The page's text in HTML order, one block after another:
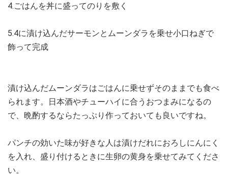
4.ごはんを丼に盛ってのりを敷く
5.4に漬け込んだサーモンとムーンダラを乗せ小口ねぎで
飾って完成
漬け込んだムーンダラはごはんに乗せずそのままでも食べ
られます。日本酒やチューハイに合うおつまみになるの
で、晩酌するならたっぷり作っておいても良いですね。
パンチの効いた味が好きな人は漬けだれにおろしにんにく
を入れ、盛り付けるときに生卵の黄身を乗せてみてくださ
い。